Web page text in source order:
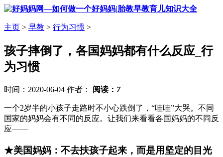
主页 > 早教 > 行为习惯 >
孩子摔倒了，各国妈妈都有什么反应_行
为习惯
时间：2020-06-04 作者： 阅读： 7
一个2岁半的小孩子走路时不小心跌倒了，“哇哇”大哭。不同
国家的妈妈会有不同的反应。让我们来看看各国妈妈的不同反
应——
★美国妈妈：不去扶孩子起来，而是用坚定的目光